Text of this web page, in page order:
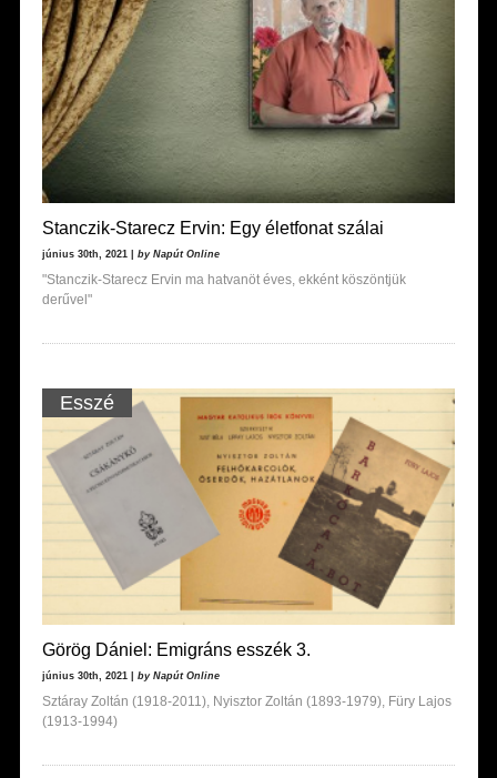
Stanczik-Starecz Ervin: Egy életfonat szálai
június 30th, 2021 | by Napút Online
"Stanczik-Starecz Ervin ma hatvanöt éves, ekként köszöntjük
derűvel"
Esszé
Görög Dániel: Emigráns esszék 3.
június 30th, 2021 | by Napút Online
Sztáray Zoltán (1918-2011), Nyisztor Zoltán (1893-1979), Füry Lajos
(1913-1994)